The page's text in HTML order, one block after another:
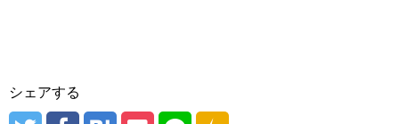
シェアする